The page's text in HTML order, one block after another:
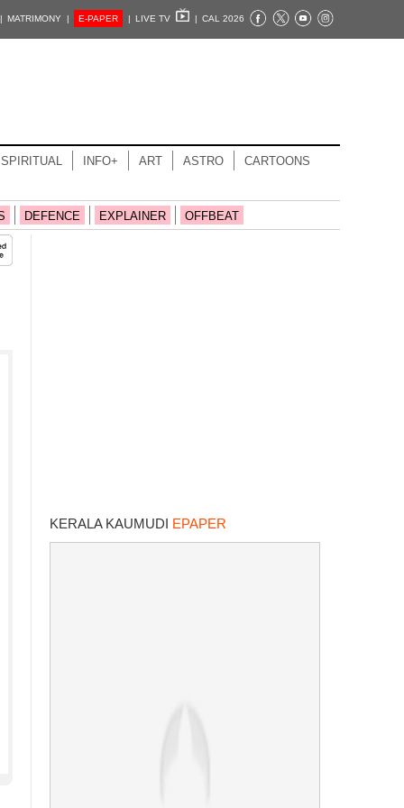
MATRIMONY | E-PAPER | LIVE TV | CAL 2026
SPIRITUAL INFO+ ART ASTRO CARTOONS
DEFENCE EXPLAINER OFFBEAT
KERALA KAUMUDI EPAPER